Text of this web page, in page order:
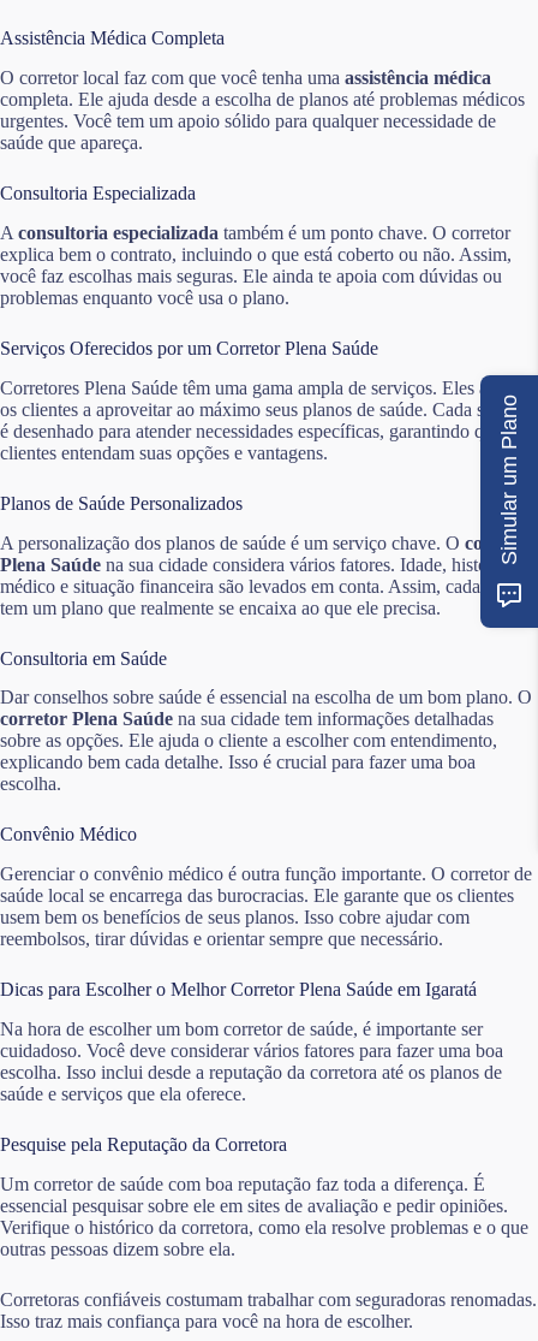
Assistência Médica Completa
O corretor local faz com que você tenha uma assistência médica
completa. Ele ajuda desde a escolha de planos até problemas médicos
urgentes. Você tem um apoio sólido para qualquer necessidade de
saúde que apareça.
Consultoria Especializada
A consultoria especializada também é um ponto chave. O corretor
explica bem o contrato, incluindo o que está coberto ou não. Assim,
você faz escolhas mais seguras. Ele ainda te apoia com dúvidas ou
problemas enquanto você usa o plano.
Serviços Oferecidos por um Corretor Plena Saúde
Corretores Plena Saúde têm uma gama ampla de serviços. Eles ajudam
os clientes a aproveitar ao máximo seus planos de saúde. Cada serviço
é desenhado para atender necessidades específicas, garantindo que os
clientes entendam suas opções e vantagens.
Planos de Saúde Personalizados
A personalização dos planos de saúde é um serviço chave. O corretor
Plena Saúde na sua cidade considera vários fatores. Idade, histórico
médico e situação financeira são levados em conta. Assim, cada cliente
tem um plano que realmente se encaixa ao que ele precisa.
Consultoria em Saúde
Dar conselhos sobre saúde é essencial na escolha de um bom plano. O
corretor Plena Saúde na sua cidade tem informações detalhadas
sobre as opções. Ele ajuda o cliente a escolher com entendimento,
explicando bem cada detalhe. Isso é crucial para fazer uma boa
escolha.
Convênio Médico
Gerenciar o convênio médico é outra função importante. O corretor de
saúde local se encarrega das burocracias. Ele garante que os clientes
usem bem os benefícios de seus planos. Isso cobre ajudar com
reembolsos, tirar dúvidas e orientar sempre que necessário.
Dicas para Escolher o Melhor Corretor Plena Saúde em Igaratá
Na hora de escolher um bom corretor de saúde, é importante ser
cuidadoso. Você deve considerar vários fatores para fazer uma boa
escolha. Isso inclui desde a reputação da corretora até os planos de
saúde e serviços que ela oferece.
Pesquise pela Reputação da Corretora
Um corretor de saúde com boa reputação faz toda a diferença. É
essencial pesquisar sobre ele em sites de avaliação e pedir opiniões.
Verifique o histórico da corretora, como ela resolve problemas e o que
outras pessoas dizem sobre ela.
Corretoras confiáveis costumam trabalhar com seguradoras renomadas.
Isso traz mais confiança para você na hora de escolher.
Simular um Plano